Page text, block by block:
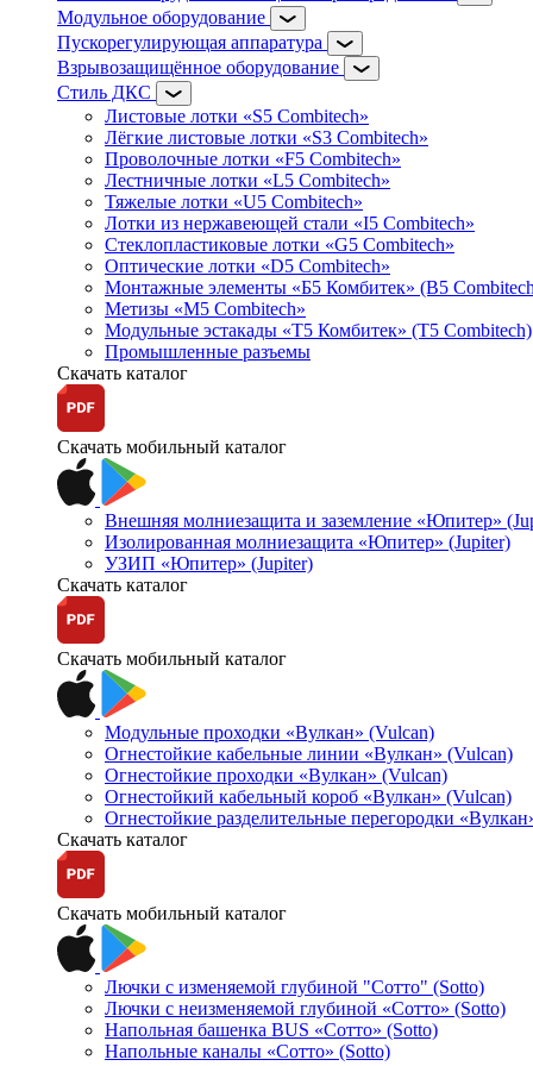
Модульное оборудование
Пускорегулирующая аппаратура
Взрывозащищённое оборудование
Стиль ДКС
Листовые лотки «S5 Combitech»
Лёгкие листовые лотки «S3 Combitech»
Проволочные лотки «F5 Combitech»
Лестничные лотки «L5 Combitech»
Тяжелые лотки «U5 Combitech»
Лотки из нержавеющей стали «I5 Combitech»
Стеклопластиковые лотки «G5 Combitech»
Оптические лотки «D5 Combitech»
Монтажные элементы «Б5 Комбитек» (B5
Метизы «M5 Combitech»
Модульные эстакады «Т5 Комбитек» (T5 Combitech)
Промышленные разъемы
Скачать каталог
Скачать мобильный каталог
Внешняя молниезащита и заземление «Юпитер»
Изолированная молниезащита «Юпитер» (Jupiter)
УЗИП «Юпитер» (Jupiter)
Скачать каталог
Скачать мобильный каталог
Модульные проходки «Вулкан» (Vulcan)
Огнестойкие кабельные линии «Вулкан» (Vulcan)
Огнестойкие проходки «Вулкан» (Vulcan)
Огнестойкий кабельный короб «Вулкан» (Vulcan)
Огнестойкие разделительные перегородки
Скачать каталог
Скачать мобильный каталог
Лючки с изменяемой глубиной "Сотто" (Sotto)
Лючки с неизменяемой глубиной «Сотто» (Sotto)
Напольная башенка BUS «Сотто» (Sotto)
Напольные каналы «Сотто» (Sotto)